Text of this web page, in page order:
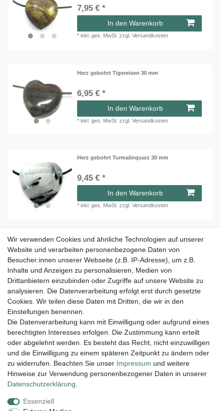
7,95 € *
In den Warenkorb
*inkl. ges. MwSt. zzgl.Versandkosten
Herz gebohrt Tigereisen 30 mm
6,95 € *
In den Warenkorb
*inkl. ges. MwSt. zzgl.Versandkosten
Herz gebohrt Turmalinquarz 30 mm
9,45 € *
In den Warenkorb
*inkl. ges. MwSt. zzgl.Versandkosten
Herz gebohrt versteinertes Holz 30 mm
6,45 € *
In den Warenkorb
*inkl. ges. MwSt. zzgl.Versandkosten
Lieferung und Versand
Impressum Daten­schutz­erklärung AGB
Widerrufs­recht
Wir verwenden Cookies und ähnliche Technologien auf unserer
Website und verarbeiten personenbezogene Daten von
Besucher:innen unserer Webseite (z.B. IP-Adresse), um z.B.
Inhalte und Anzeigen zu personalisieren, Medien von
Drittanbietern einzubinden oder Zugriffe auf unsere Website zu
analysieren. Die Datenverarbeitung erfolgt erst durch gesetzte
Cookies. Wir teilen diese Daten mit Dritten, die wir in den
Einstellungen benennen.
Die Datenverarbeitung kann mit Einwilligung oder aufgrund eines
berechtigten Interesses erfolgen. Die Zustimmung kann erteilt
oder abgelehnt werden. Es besteht das Recht, nicht einzuwilligen
und die Einwilligung zu einem späteren Zeitpunkt zu ändern oder
zu widerrufen. Beachten Sie unser Impressum und weitere
Hinweise zur Verwendung personenbezogener Daten in unserer
Daten­schutz­erklärung
Essenziell